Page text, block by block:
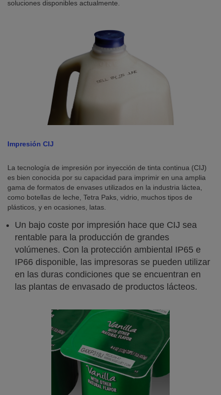
soluciones disponibles actualmente.
Impresión CIJ
La tecnología de impresión por inyección de tinta continua (CIJ)
es bien conocida por su capacidad para imprimir en una amplia
gama de formatos de envases utilizados en la industria láctea,
como botellas de leche, Tetra Paks, vidrio, muchos tipos de
plásticos, y en ocasiones, latas.
Un bajo coste por impresión hace que CIJ sea
rentable para la producción de grandes
volúmenes. Con la protección ambiental IP65 e
IP66 disponible, las impresoras se pueden utilizar
en las duras condiciones que se encuentran en
las plantas de envasado de productos lácteos.